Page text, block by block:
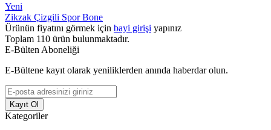
Yeni
Zikzak Çizgili Spor Bone
Ürünün fiyatını görmek için bayi girişi yapınız
Toplam 110 ürün bulunmaktadır.
E-Bülten Aboneliği
E-Bültene kayıt olarak yeniliklerden anında haberdar olun.
Kayıt Ol
Kategoriler